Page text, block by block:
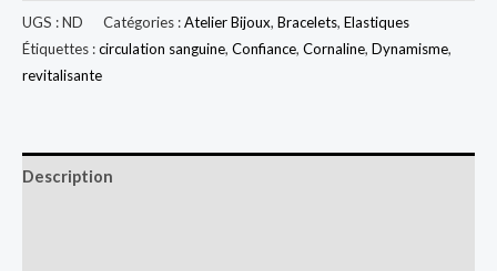
Bracelet
en
Cornaline
UGS :ND Catégories :Atelier Bijoux, Bracelets, Elastiques
Étiquettes :circulation sanguine, Confiance, Cornaline, Dynamisme,
revitalisante
Description